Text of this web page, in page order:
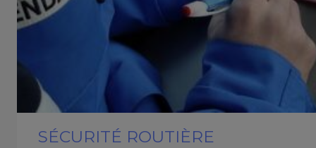
SÉCURITÉ ROUTIÈRE